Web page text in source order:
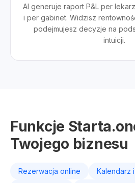
AI generuje raport P&L per
i per gabinet. Widzisz
podejmujesz decyzje na
intuicji.
Funkcje
Twojego biznesu
Rezerwacja online
Kalendarz